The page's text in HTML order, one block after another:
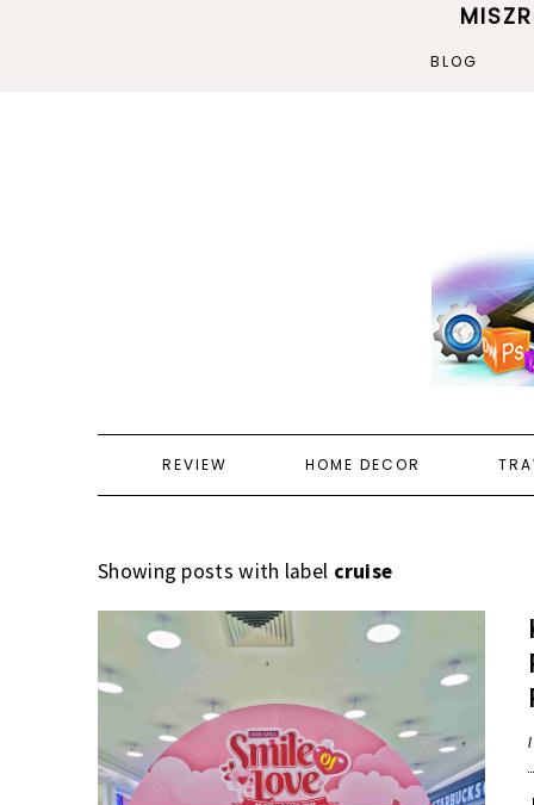
BLOG
REVIEW HOME DECOR
Showing posts with label cruise